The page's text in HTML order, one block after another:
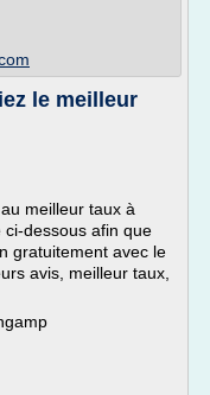
le meilleur
meilleur taux à
dessous afin que
gratuitement avec le
avis, meilleur taux,